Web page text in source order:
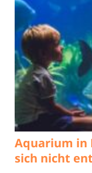
Aquarium in
sich nicht